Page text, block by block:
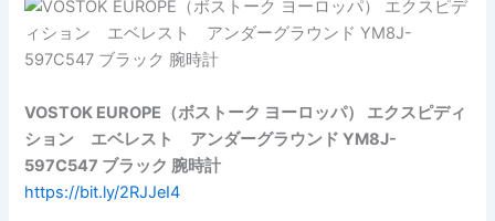
VOSTOK EUROPE（ボストーク ヨーロッパ） エクスピディ
ション エベレスト アンダーグラウンド YM8J-
597C547 ブラック 腕時計
https://bit.ly/2RJJeI4